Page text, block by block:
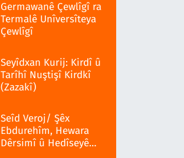
Germawanê Çewlîgî ra
Termalê Unîversîteya
Çewlîgî
Seyîdxan Kurij: Kirdî û
Tarîhî Nuştişî Kirdkî
(Zazakî)
Seîd Veroj/ Şêx
Ebdurehîm, Hewara
Dêrsimî û Hedîseyê